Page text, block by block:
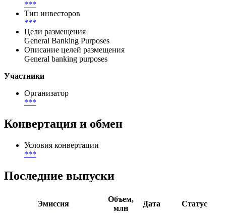
***
Тип инвесторов
***
Цели размещения
General Banking Purposes
Описание целей размещения
General banking purposes
Участники
Организатор
***
Конвертация и обмен
Условия конвертации
***
Последние выпуски
Эмиссия
Объем,
млн
Дата
Статус